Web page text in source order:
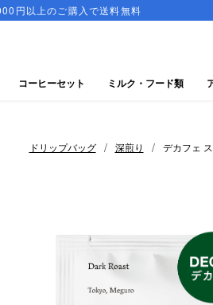
で送料無料 ゲイシャの
ドリップバッグ / 深煎り / デカフェ
ンド 10個入
コーヒーセット ミルク・フード類